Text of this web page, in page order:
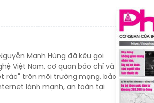
Mạnh Hùng đã kêu gọi
Việt Nam, cơ quan báo chí và
rác" trên môi trường mạng, bảo
lành mạnh, an toàn tại